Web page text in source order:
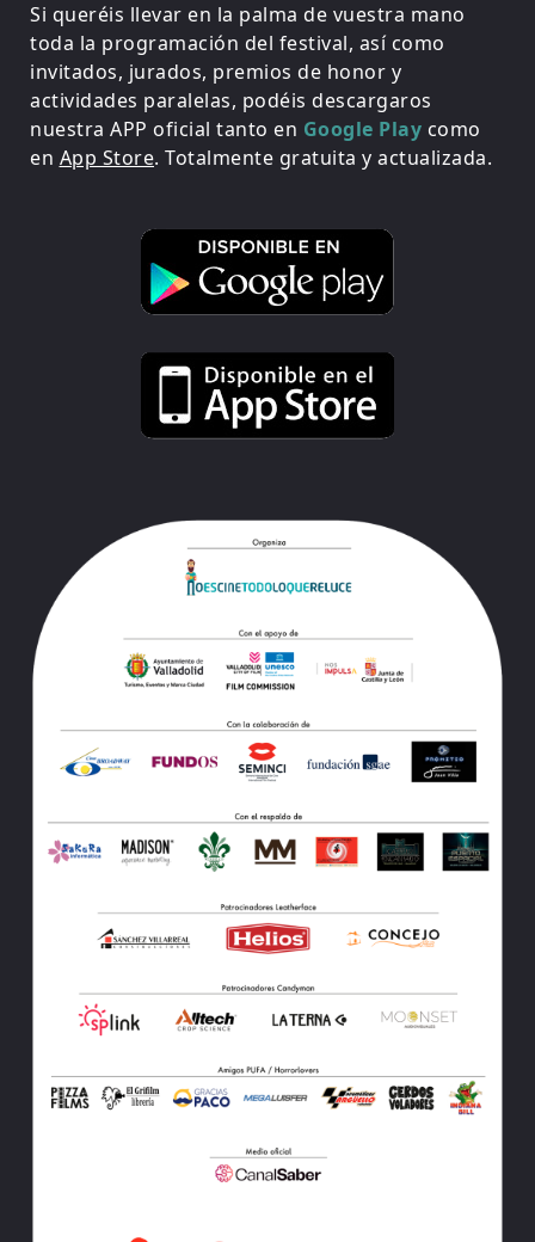
Si queréis llevar en la palma de vuestra mano
toda la programación del festival, así como
invitados, jurados, premios de honor y
actividades paralelas, podéis descargaros
nuestra APP oficial tanto en Google Play como
en App Store. Totalmente gratuita y actualizada.